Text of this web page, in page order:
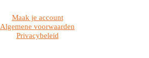
Maak je account
Algemene voorwaarden
Privacybeleid